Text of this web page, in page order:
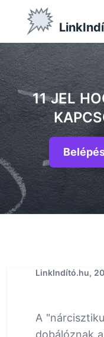
11 JEL
LinkIndító.hu,
A
dobálóznak